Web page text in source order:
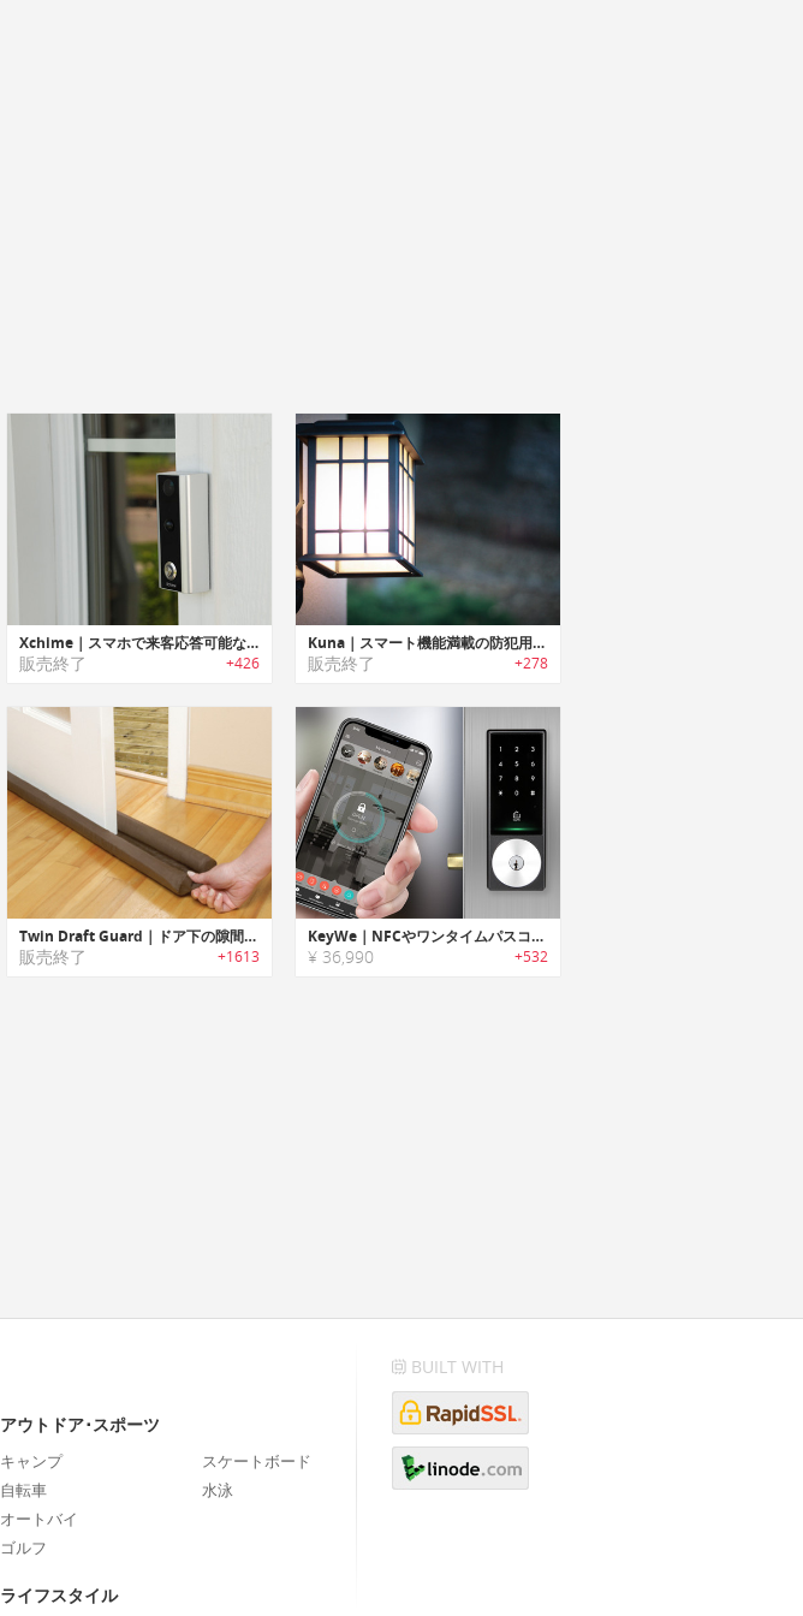
Xchime｜スマホで来客応答可能な1080p HDライブビデオカメラ搭載ドアベル「エックスチャイム」
販売終了 +426
Kuna｜スマート機能満載の防犯用屋外灯
販売終了 +278
Twin Draft Guard｜ドア下の隙間を防いで冷気をシャットアウトしエネルギー浪費を防止する「ツインドラフトガード」
販売終了 +1613
KeyWe｜NFCやワンタイムパスコードも使用可能なハイテクスマートロック「キーウィー」
¥ 36,990 +532
アウトドア･スポーツ
キャンプ
自転車
オートバイ
ゴルフ
スケートボード
水泳
ライフスタイル
BUILT WITH